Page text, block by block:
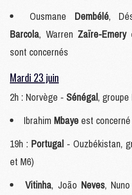
Ousmane Dembélé,
Barcola, Warren Zaïre-Emery
sont concernés
Mardi 23 juin
2h : Norvège - Sénégal,
Ibrahim Mbaye est concerné
19h : Portugal - Ouzbékistan,
et M6)
Vitinha, João Neves, Nuno